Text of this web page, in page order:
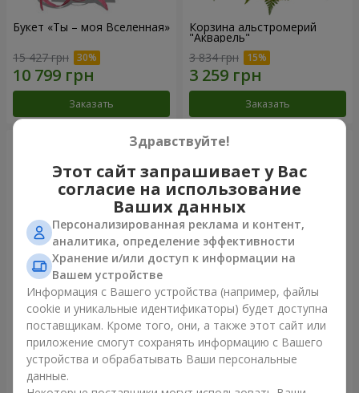
Букет «Ты – моя Вселенная»
15 427 грн
Заказать
Корзина альстромерий
"Акварель"
3 834 грн
Заказать
151 красная роза
19 998 грн
101 разноцветная роза
11 014 грн
Здравствуйте!
Этот сайт запрашивает у Вас
согласие на использование
Ваших данных
Персонализированная реклама и контент,
аналитика, определение эффективности
Хранение и/или доступ к информации на
Вашем устройстве
Информация с Вашего устройства (например, файлы
cookie и уникальные идентификаторы) будет доступна
поставщикам. Кроме того, они, а также этот сайт или
приложение смогут сохранять информацию с Вашего
устройства и обрабатывать Ваши персональные
данные.